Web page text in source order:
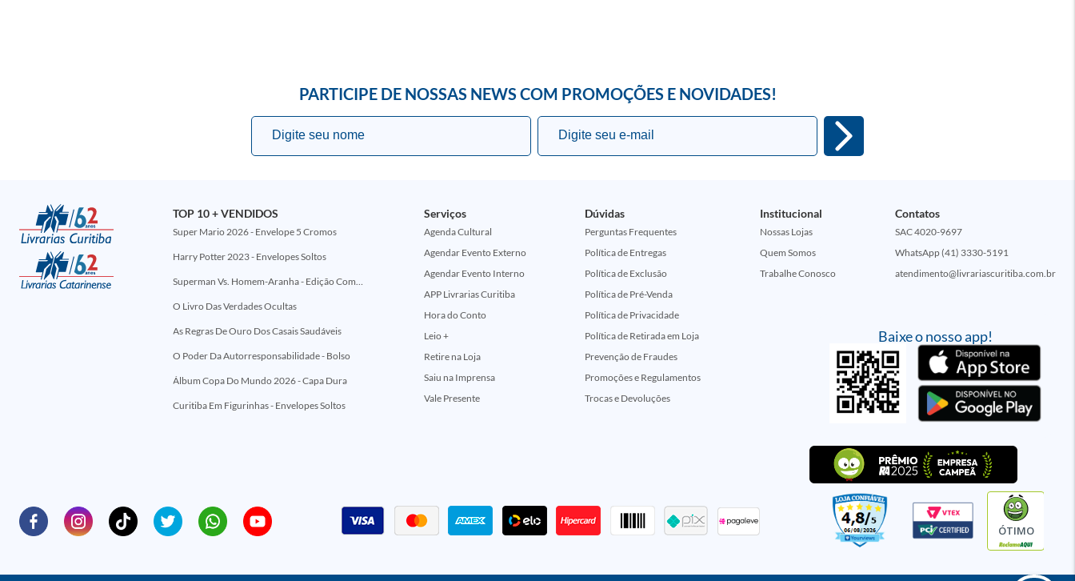
PARTICIPE DE NOSSAS NEWS COM PROMOÇÕES E NOVIDADES!
Baixe o nosso app!
TOP 10 + VENDIDOS
Super Mario 2026 - Envelope 5 Cromos
Harry Potter 2023 - Envelopes Soltos
Superman Vs. Homem-Aranha - Edição Comemorativa 50 Anos (Encontros Clássicos Dc E Marvel)
O Livro Das Verdades Ocultas
As Regras De Ouro Dos Casais Saudáveis
O Poder Da Autorresponsabilidade - Bolso
Álbum Copa Do Mundo 2026 - Capa Dura
Curitiba Em Figurinhas - Envelopes Soltos
Serviços
Agenda Cultural
Agendar Evento Externo
Agendar Evento Interno
APP Livrarias Curitiba
Hora do Conto
Leio +
Retire na Loja
Saiu na Imprensa
Vale Presente
Dúvidas
Perguntas Frequentes
Política de Entregas
Política de Exclusão
Política de Pré-Venda
Política de Privacidade
Política de Retirada em Loja
Prevenção de Fraudes
Promoções e Regulamentos
Trocas e Devoluções
Institucional
Nossas Lojas
Quem Somos
Trabalhe Conosco
Contatos
SAC 4020-9697
WhatsApp (41) 3330-5191
atendimento@livrariascuritiba.com.br
ÓTIMO